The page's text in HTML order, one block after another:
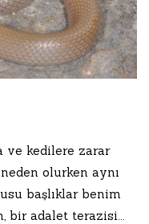
ve kedilere zarar
olurken aynı
başlıklar benim
bir adalet terazisi...